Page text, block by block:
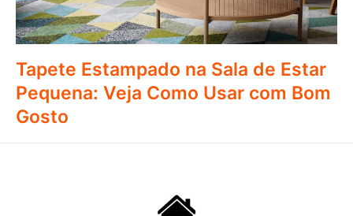
Tapete Estampado na Sala de Estar
Pequena: Veja Como Usar com Bom
Gosto